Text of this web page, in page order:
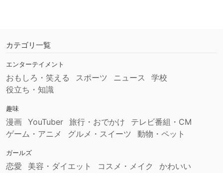
カテゴリ一覧
エンターテイメント
おもしろ・笑える スポーツ ニュース
学校
役立ち・知識
趣味
漫画 YouTuber 旅行・おでかけ
テレビ番組・CM
ゲーム・アニメ
グルメ・スイーツ 動物・ペット
ガールズ
恋愛 美容・ダイエット コスメ・メイク かわいい